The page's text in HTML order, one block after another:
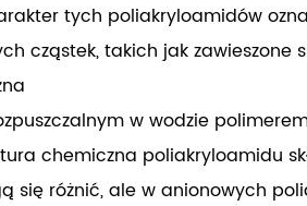
tych poliakryloamidów
cząstek, takich jak
w wodzie
chemiczna poliakryloamidu
się różnić, ale w anionowych